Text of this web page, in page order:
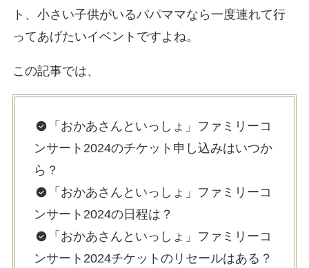
ト、小さい子供がいるパパママなら一度連れて行
ってあげたいイベントですよね。
この記事では、
「おかあさんといっしょ」ファミリーコ
ンサート2024のチケット申し込みはいつか
ら？
「おかあさんといっしょ」ファミリーコ
ンサート2024の日程は？
「おかあさんといっしょ」ファミリーコ
ンサート2024チケットのリセールはある？